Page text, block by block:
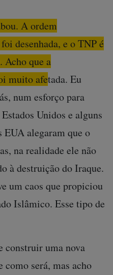
A ordem
desenhada, e o TNP é
Acho que a
muito afetada. Eu
num esforço para
Unidos e alguns
EUA alegaram que o
na realidade ele não
à destruição do Iraque.
um caos que propiciou
Islâmico. Esse tipo de
construir uma nova
como será, mas acho